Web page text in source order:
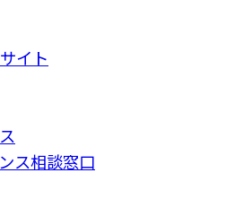
イト
ス相談窓⼝